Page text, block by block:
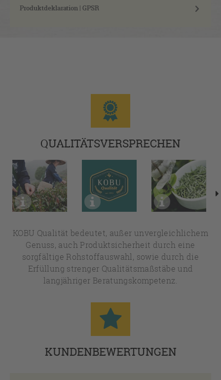
Produktdeklaration | GPSR
QUALITÄTSVERSPRECHEN
KOBU Qualität bedeutet, außer unvergleichlichem
Genuss, auch Produktsicherheit durch eine
sorgfältige Rohstoffauswahl, sowie durch die
Erfüllung strenger Qualitätsmaßstäbe und
langjähriger Beratungskompetenz.
KUNDENBEWERTUNGEN